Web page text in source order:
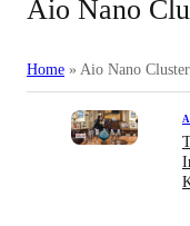
Aio Nano
Home » Aio Nano Cluster